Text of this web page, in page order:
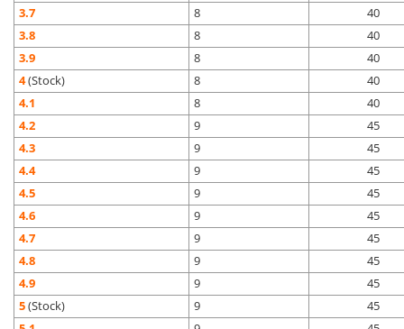
3.7
8
40
3.8
8
40
3.9
8
40
4(Stock) 8
40
4.1
8
40
4.2
9
45
4.3
9
45
4.4
9
45
4.5
9
45
4.6
9
45
4.7
9
45
4.8
9
45
4.9
9
45
5(Stock) 9
45